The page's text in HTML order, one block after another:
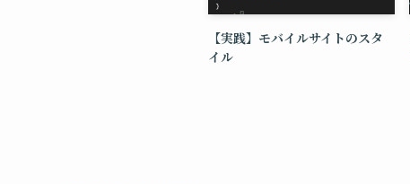
【実践】モバイルサイトのスタ
イル